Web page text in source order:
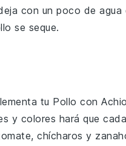
con un poco de
se seque.
tu Pollo con
y colores hará que
, chícharos y